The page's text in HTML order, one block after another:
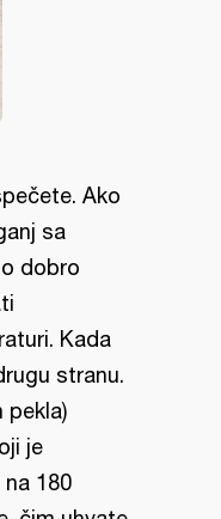
Ako
sa
dobro
Kada
stranu.
pekla)
je
180